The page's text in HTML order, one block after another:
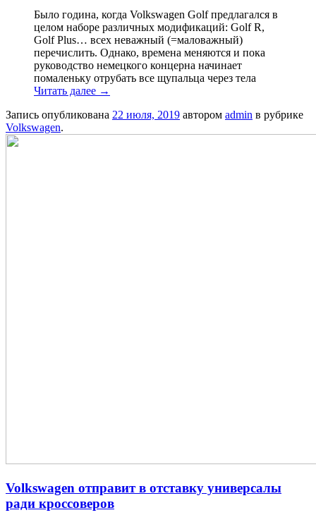
Было година, когда Volkswagen Golf предлагался в
целом наборе различных модификаций: Golf R,
Golf Plus… всех неважный (=маловажный)
перечислить. Однако, времена меняются и пока
руководство немецкого концерна начинает
помаленьку отрубать все щупальца через тела
Читать далее →
Запись опубликована 22 июля, 2019 автором admin в рубрике
Volkswagen.
Volkswagen отправит в отставку универсалы
ради кроссоверов